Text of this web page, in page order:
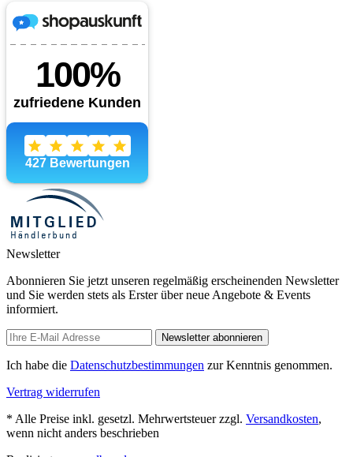
Newsletter
Abonnieren Sie jetzt unseren regelmäßig erscheinenden Newsletter
und Sie werden stets als Erster über neue Angebote & Events
informiert.
Newsletter abonnieren
Ich habe die Datenschutzbestimmungen zur Kenntnis genommen.
Vertrag widerrufen
* Alle Preise inkl. gesetzl. Mehrwertsteuer zzgl. Versandkosten,
wenn nicht anders beschrieben